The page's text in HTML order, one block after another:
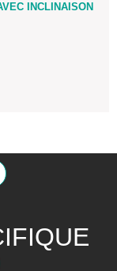
INCLINAISON